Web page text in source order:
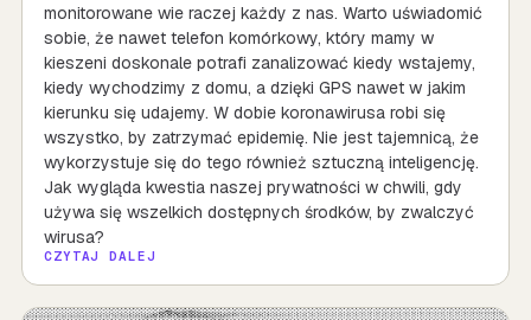
monitorowane wie raczej każdy z nas. Warto uświadomić
sobie, że nawet telefon komórkowy, który mamy w
kieszeni doskonale potrafi zanalizować kiedy wstajemy,
kiedy wychodzimy z domu, a dzięki GPS nawet w jakim
kierunku się udajemy. W dobie koronawirusa robi się
wszystko, by zatrzymać epidemię. Nie jest tajemnicą, że
wykorzystuje się do tego również sztuczną inteligencję.
Jak wygląda kwestia naszej prywatności w chwili, gdy
używa się wszelkich dostępnych środków, by zwalczyć
wirusa?
CZYTAJ DALEJ